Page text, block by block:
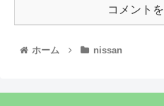
コメント
ホーム nissan